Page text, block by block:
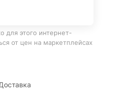
для этого интернет-
от цен на маркетплейсах